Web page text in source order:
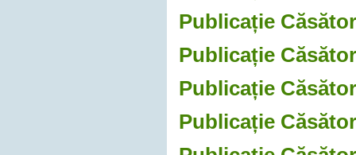
Publicație
Publicație
Publicație
Publicație